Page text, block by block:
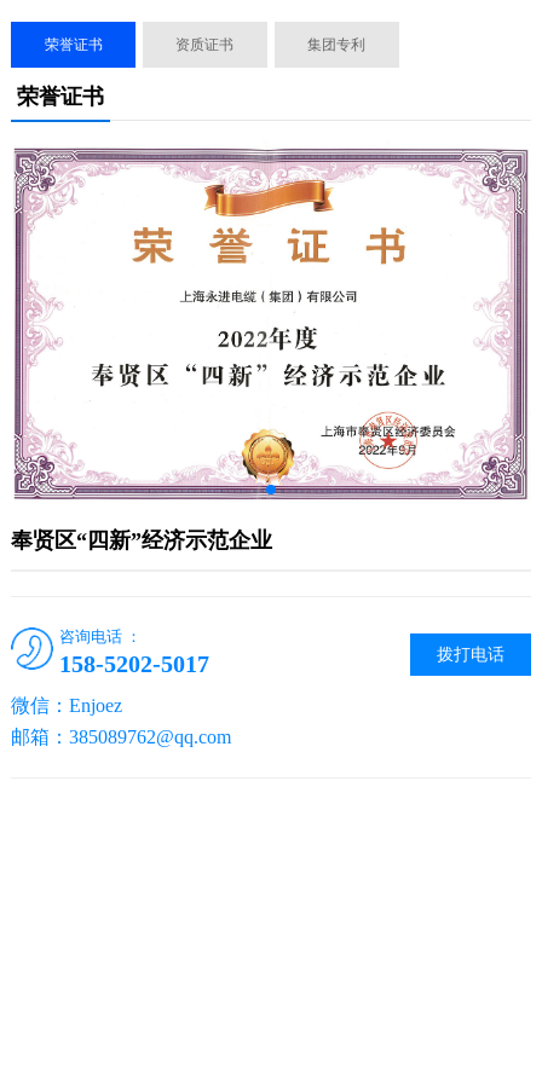
荣誉证书 资质证书 集团专利
荣誉证书
奉贤区“四新”经济示范企业
拨打电话
咨询电话 ：
158-5202-5017
微信：Enjoez
邮箱：385089762@qq.com